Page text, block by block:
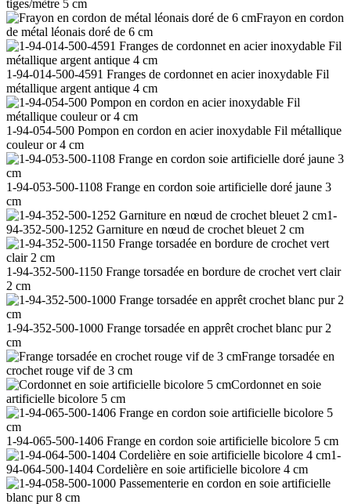
tiges/mètre 5 cm
Frayon en cordon
de métal léonais doré de 6 cm
1-94-014-500-4591 Franges de cordonnet en acier inoxydable Fil
métallique argent antique 4 cm
1-94-054-500 Pompon en cordon en acier inoxydable Fil métallique
couleur or 4 cm
1-94-053-500-1108 Frange en cordon soie artificielle doré jaune 3
cm
1-
94-352-500-1252 Garniture en nœud de crochet bleuet 2 cm
1-94-352-500-1150 Frange torsadée en bordure de crochet vert clair
2 cm
1-94-352-500-1000 Frange torsadée en apprêt crochet blanc pur 2
cm
Frange torsadée en
crochet rouge vif de 3 cm
Cordonnet en soie
artificielle bicolore 5 cm
1-94-065-500-1406 Frange en cordon soie artificielle bicolore 5 cm
1-
94-064-500-1404 Cordelière en soie artificielle bicolore 4 cm